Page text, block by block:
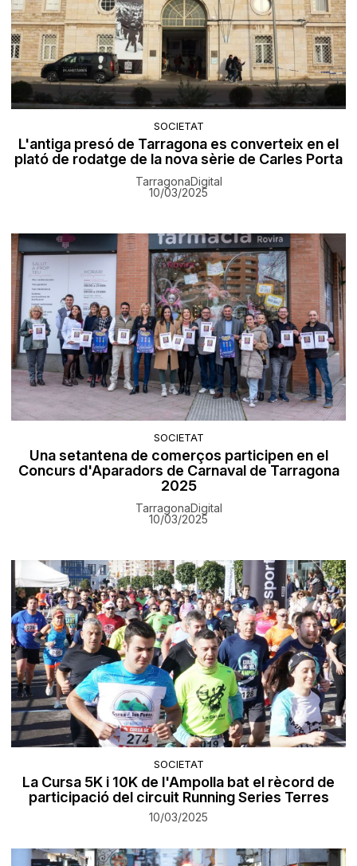
SOCIETAT
L'antiga presó de Tarragona es converteix en el
plató de rodatge de la nova sèrie de Carles Porta
TarragonaDigital
10/03/2025
SOCIETAT
Una setantena de comerços participen en el
Concurs d'Aparadors de Carnaval de Tarragona
2025
TarragonaDigital
10/03/2025
SOCIETAT
La Cursa 5K i 10K de l'Ampolla bat el rècord de
participació del circuit Running Series Terres
10/03/2025